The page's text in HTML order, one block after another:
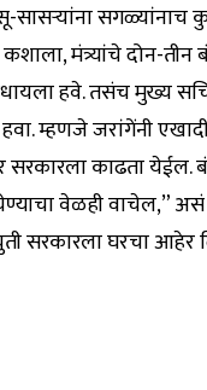
सगळ्यांनाच
मंत्र्यांचे दोन-तीन
हवे. तसंच मुख्य
म्हणजे जरांगेंनी
सरकारला काढता
वेळही वाचेल,”
सरकारला घरचा आहेर